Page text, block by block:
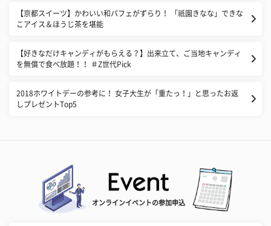
【京都スイーツ】かわいい和パフェがずらり！ 「祇園きなな」できな
こアイス＆ほうじ茶を堪能
【好きなだけキャンディがもらえる？】出来立て、ご当地キャンディ
を無償で食べ放題！！ ＃Z世代Pick
2018ホワイトデーの参考に！ 女子大生が「重たっ！」と思ったお返
しプレゼントTop5
オンラインイベントの参加申込